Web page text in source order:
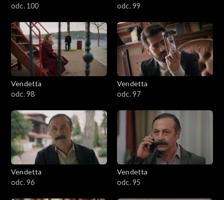
odc. 100
odc. 99
Vendetta
odc. 98
Vendetta
odc. 97
Vendetta
odc. 96
Vendetta
odc. 95